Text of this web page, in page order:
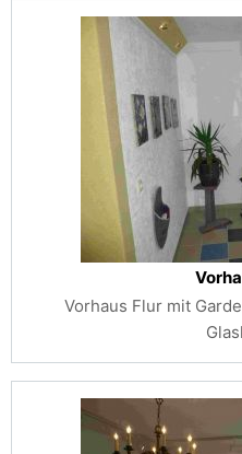
Vorhaus Flur mit